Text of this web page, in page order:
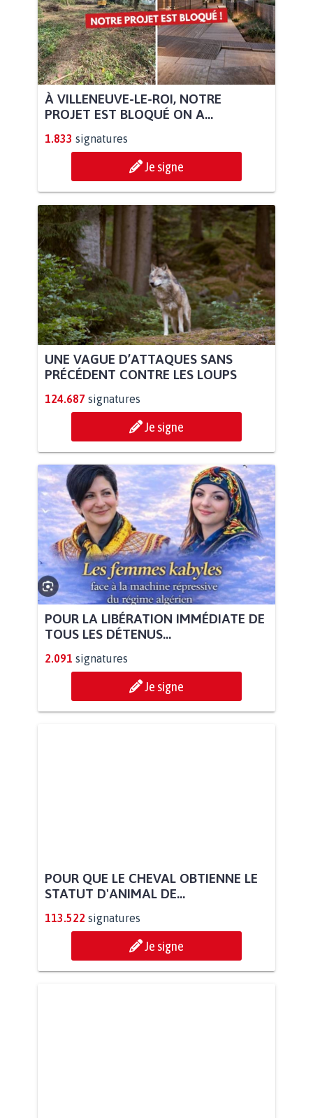
À VILLENEUVE-LE-ROI, NOTRE
PROJET EST BLOQUÉ ON A...
1.833 signatures
Je signe
UNE VAGUE D’ATTAQUES SANS
PRÉCÉDENT CONTRE LES LOUPS
124.687 signatures
Je signe
POUR LA LIBÉRATION IMMÉDIATE DE
TOUS LES DÉTENUS...
2.091 signatures
Je signe
POUR QUE LE CHEVAL OBTIENNE LE
STATUT D'ANIMAL DE...
113.522 signatures
Je signe